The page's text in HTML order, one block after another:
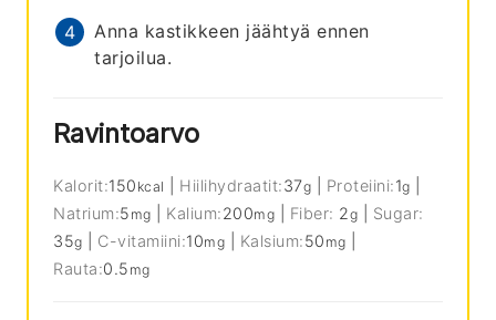
Anna kastikkeen jäähtyä ennen
tarjoilua.
Ravintoarvo
Kalorit:150 kcal Hiilihydraatit:37g Proteiini:1g
Natrium:5 mg Kalium:200mg Fiber: 2g
Sugar:
35g C-vitamiini:10mg Kalsium:50 mg
Rauta:0.5 mg